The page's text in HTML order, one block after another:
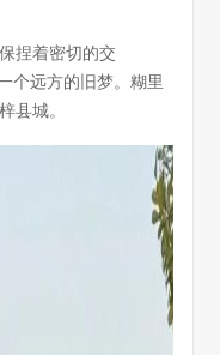
捏着密切的交
个远方的旧梦。糊里
县城。